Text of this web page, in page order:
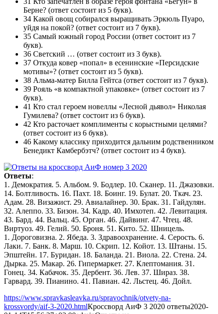
Берне? (ответ состоит из 5 букв).
34 Какой овощ собирался выращивать Эркюль Пуаро,
уйдя на покой? (ответ состоит из 7 букв).
35 Самый южный город России (ответ состоит из 7
букв).
36 Светский … (ответ состоит из 3 букв).
37 Откуда ковер «попал» в есенинские «Персидские
мотивы»? (ответ состоит из 5 букв).
38 Альма-матер Билла Гейтса (ответ состоит из 7 букв).
39 Рояль «в компактной упаковке» (ответ состоит из 7
букв).
41 Кто стал героем новеллы «Лесной дьявол» Николая
Гумилева? (ответ состоит из 6 букв).
42 Кто расточает комплименты с корыстными целями?
(ответ состоит из 6 букв).
46 Какому классику приходится дальним родственником
Бенедикт Камбербэтч? (ответ состоит из 4 букв).
Ответы:
1. Демократия. 5. Альбом. 9. Бодлер. 10. Сканер. 11. Джазовки.
14. Болтливость. 16. Пахт. 18. Боинг. 19. Булат. 20. Ткач. 23.
Адам. 28. Визажист. 29. Авиалайнер. 30. Брак. 31. Гайдулян.
32. Алеппо. 33. Бизон. 34. Кадр. 40. Имхотеп. 42. Левитация.
43. Бард. 44. Вальц. 45. Орган. 46. Дайвинг. 47. Чтец. 48.
Виртуоз. 49. Гелий. 50. Броня. 51. Кито. 52. Шницель.
1. Дороговизна. 2. Ябеда. 3. Здравоохранение. 4. Серость. 6.
Лаки. 7. Банк. 8. Марш. 10. Скрип. 12. Койот. 13. Штаны. 15.
Эпштейн. 17. Буридан. 18. Баланда. 21. Виола. 22. Стена. 24.
Дырка. 25. Макар. 26. Гипермаркет. 27. Клептомания. 31.
Гонец. 34. Кабачок. 35. Дербент. 36. Лев. 37. Шираз. 38.
Гарвард. 39. Пианино. 41. Павиан. 42. Льстец. 46. Дойл.
https://www.spravkasleavka.ru/spravochnik/otvety-na-
krossvordy/aif-3-2020.htmlКроссворд АиФ 3 2020 ответы2020-